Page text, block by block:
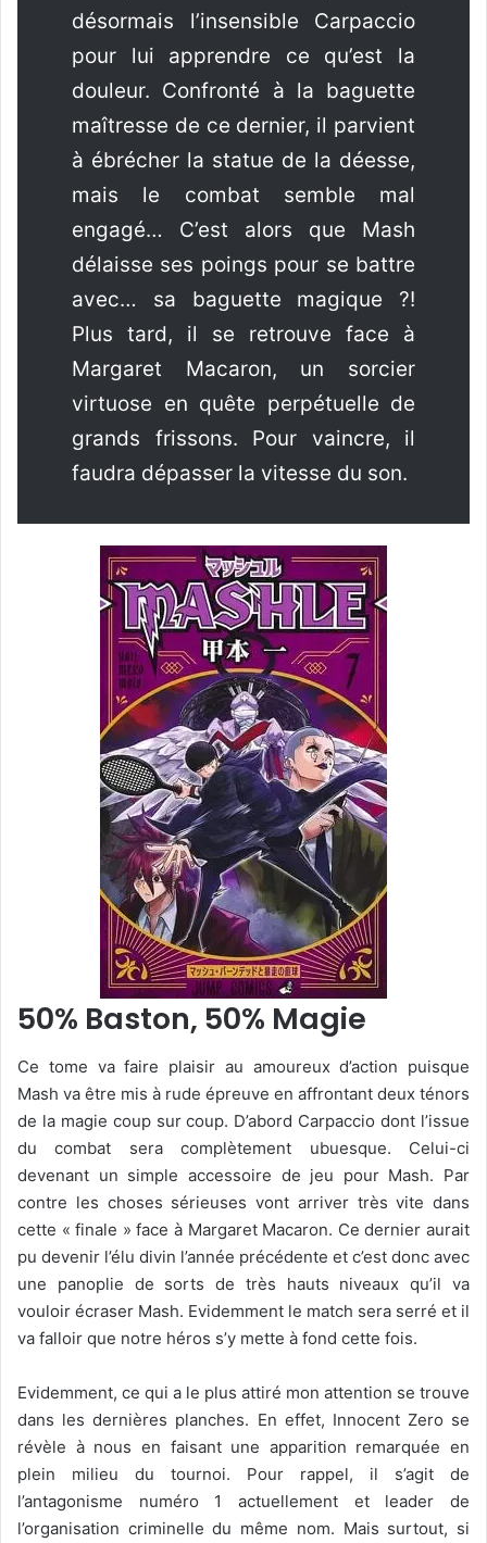
désormais l’insensible Carpaccio
pour lui apprendre ce qu’est la
douleur. Confronté à la baguette
maîtresse de ce dernier, il parvient
à ébrécher la statue de la déesse,
mais le combat semble mal
engagé… C’est alors que Mash
délaisse ses poings pour se battre
avec… sa baguette magique ?!
Plus tard, il se retrouve face à
Margaret Macaron, un sorcier
virtuose en quête perpétuelle de
grands frissons. Pour vaincre, il
faudra dépasser la vitesse du son.
50% Baston, 50% Magie
Ce tome va faire plaisir au amoureux d’action puisque
Mash va être mis à rude épreuve en affrontant deux ténors
de la magie coup sur coup. D’abord Carpaccio dont l’issue
du combat sera complètement ubuesque. Celui-ci
devenant un simple accessoire de jeu pour Mash. Par
contre les choses sérieuses vont arriver très vite dans
cette « finale » face à Margaret Macaron. Ce dernier aurait
pu devenir l’élu divin l’année précédente et c’est donc avec
une panoplie de sorts de très hauts niveaux qu’il va
vouloir écraser Mash. Evidemment le match sera serré et il
va falloir que notre héros s’y mette à fond cette fois.
Evidemment, ce qui a le plus attiré mon attention se trouve
dans les dernières planches. En effet, Innocent Zero se
révèle à nous en faisant une apparition remarquée en
plein milieu du tournoi. Pour rappel, il s’agit de
l’antagonisme numéro 1 actuellement et leader de
l’organisation criminelle du même nom. Mais surtout, si